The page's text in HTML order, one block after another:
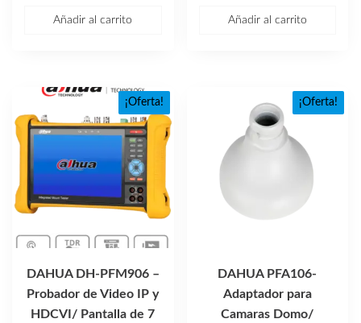
Añadir al carrito Añadir al carrito
¡Oferta!
DAHUA DH-PFM906 –
Probador de Video IP y
HDCVI/ Pantalla de 7
¡Oferta!
DAHUA PFA106-
Adaptador para
Camaras Domo/